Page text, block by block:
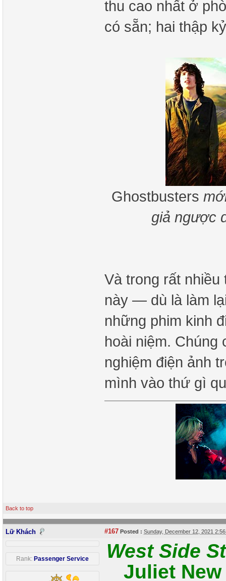
thu cao nhất ở
có sẵn; hai thập
Ghostbusters
giả ngược
Và trong rất
này — dù là làm
những phim kinh
hoài niệm. Chúng
nghiệm điện ảnh
mình vào thứ gì
Back to top
Lữ Khách #167 Posted : Sunday, December 12, 2021
Rank: Passenger Service
West Side
Juliet